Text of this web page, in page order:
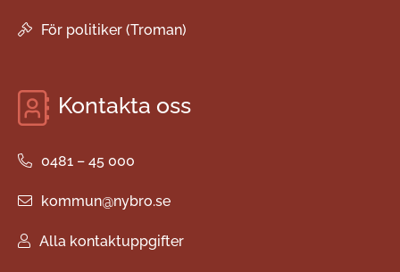
För politiker (Troman)
Kontakta oss
0481 – 45 000
kommun@nybro.se
Alla kontaktuppgifter